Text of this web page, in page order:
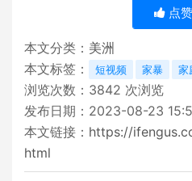
点
本文分类： 美洲
本文标签：
短视频 家暴 家
浏览次数： 3842 次浏览
发布日期：2023-08-23
本文链接： https://
html